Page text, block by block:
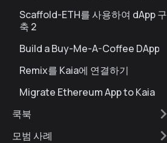
Scaffold-ETH를 사용하여 dApp 구
축 2
Build a Buy-Me-A-Coffee DApp
Remix를 Kaia에 연결하기
Migrate Ethereum App to Kaia
쿡북
모범 사례